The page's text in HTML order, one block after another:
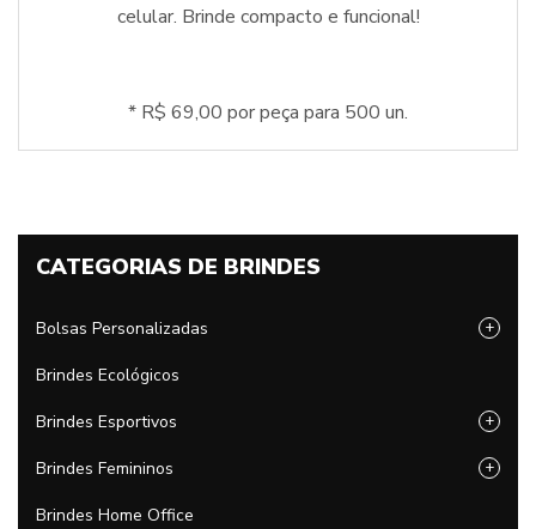
celular. Brinde compacto e funcional!
* R$ 69,00 por peça para 500 un.
CATEGORIAS DE BRINDES
Bolsas Personalizadas +
Brindes Ecológicos
Brindes Esportivos +
Brindes Femininos +
Brindes Home Office